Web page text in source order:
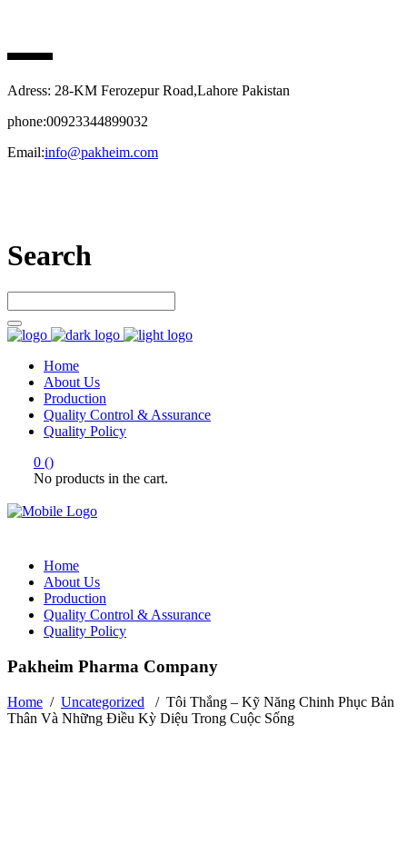
Adress: 28-KM Ferozepur Road,Lahore Pakistan
phone:00923344899032
Email:info@pakheim.com
Search
Home
About Us
Production
Quality Control & Assurance
Quality Policy
0 ()
No products in the cart.
Home
About Us
Production
Quality Control & Assurance
Quality Policy
Pakheim Pharma Company
Home / Uncategorized / Tôi Thắng – Kỹ Năng Chinh Phục Bản
Thân Và Những Điều Kỳ Diệu Trong Cuộc Sống